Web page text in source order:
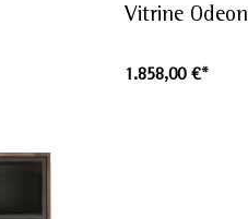
Vitrine Odeon
1.858,00 €*